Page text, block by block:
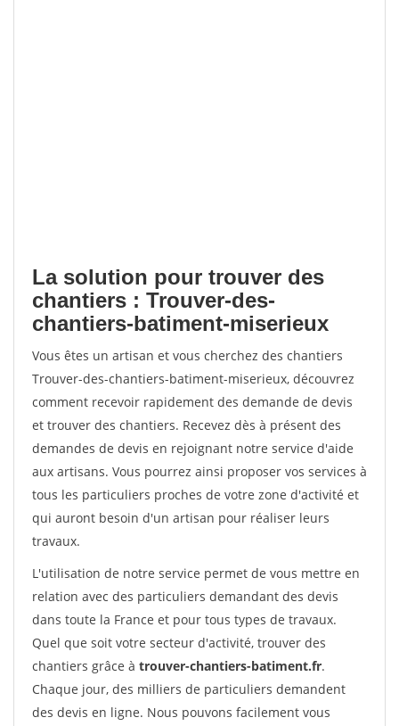
La solution pour trouver des
chantiers : Trouver-des-
chantiers-batiment-miserieux
Vous êtes un artisan et vous cherchez des chantiers
Trouver-des-chantiers-batiment-miserieux, découvrez
comment recevoir rapidement des demande de devis
et trouver des chantiers. Recevez dès à présent des
demandes de devis en rejoignant notre service d'aide
aux artisans. Vous pourrez ainsi proposer vos services à
tous les particuliers proches de votre zone d'activité et
qui auront besoin d'un artisan pour réaliser leurs
travaux.
L'utilisation de notre service permet de vous mettre en
relation avec des particuliers demandant des devis
dans toute la France et pour tous types de travaux.
Quel que soit votre secteur d'activité, trouver des
chantiers grâce à trouver-chantiers-batiment.fr.
Chaque jour, des milliers de particuliers demandent
des devis en ligne. Nous pouvons facilement vous